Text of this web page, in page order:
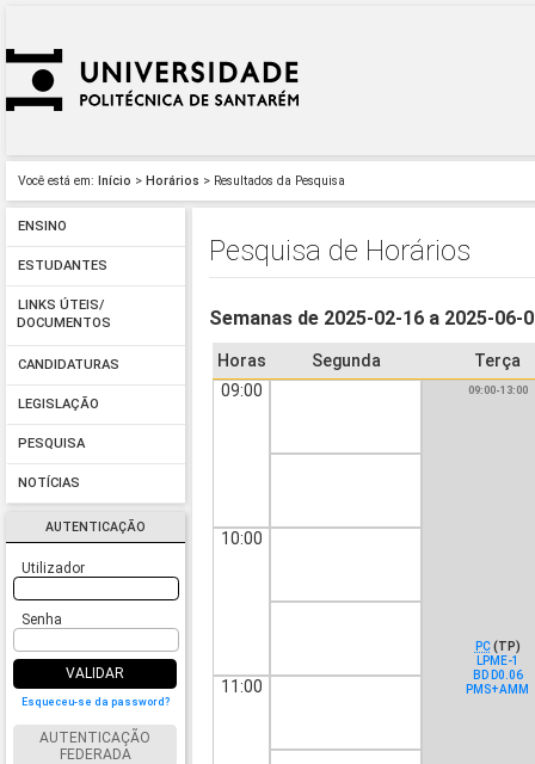
Você está em: Início > Horários > Resultados da Pesquisa
ENSINO
ESTUDANTES
LINKS ÚTEIS/
DOCUMENTOS
CANDIDATURAS
LEGISLAÇÃO
PESQUISA
NOTÍCIAS
AUTENTICAÇÃO
Utilizador
Senha
VALIDAR
Esqueceu-se da password?
AUTENTICAÇÃO
FEDERADA
Pesquisa de Horários
Semanas de 2025-02-16 a 2025-06-
Horas Segunda
Terça
09:00
09:00-13:00
PC(TP)
LPME-1
BD D0.06
PMS+AMM
10:00
11:00